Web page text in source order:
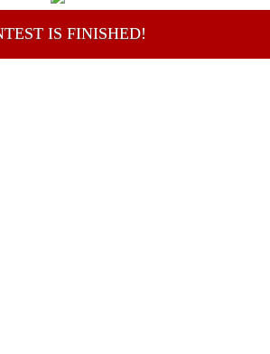
IS FINISHED!